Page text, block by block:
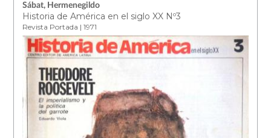
Sábat, Hermenegildo
Historia de América en el siglo XX Nº3
Revista Portada | 1971